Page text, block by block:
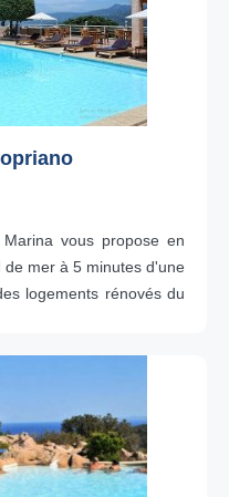
vous propose en
mer à 5 minutes d'une
logements rénovés du